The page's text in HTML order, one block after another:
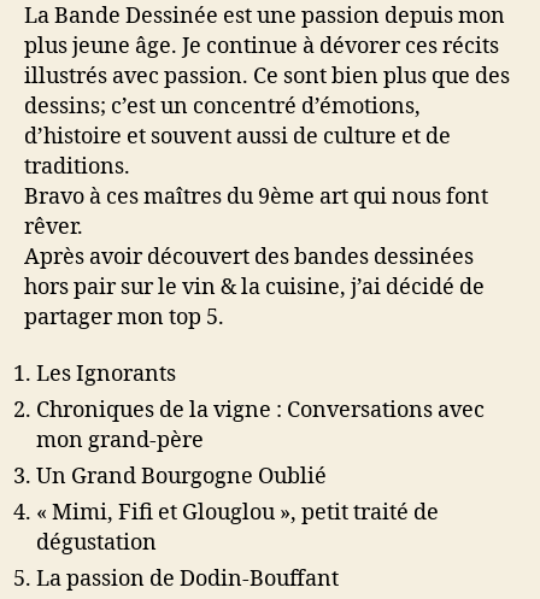
La Bande Dessinée est une passion depuis mon
plus jeune âge. Je continue à dévorer ces récits
illustrés avec passion. Ce sont bien plus que des
dessins; c’est un concentré d’émotions,
d’histoire et souvent aussi de culture et de
traditions.
Bravo à ces maîtres du 9ème art qui nous font
rêver.
Après avoir découvert des bandes dessinées
hors pair sur le vin & la cuisine, j’ai décidé de
partager mon top 5.
Les Ignorants
Chroniques de la vigne : Conversations avec
mon grand-père
Un Grand Bourgogne Oublié
« Mimi, Fifi et Glouglou », petit traité de
dégustation
La passion de Dodin-Bouffant